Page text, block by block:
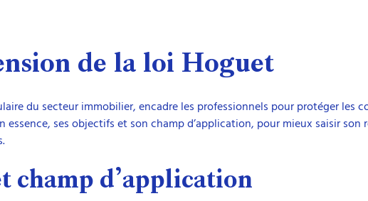
de la loi Hoguet
du secteur immobilier, encadre les professionnels pour protéger les
essence, ses objectifs et son champ d’application, pour mieux saisir son
champ d’application